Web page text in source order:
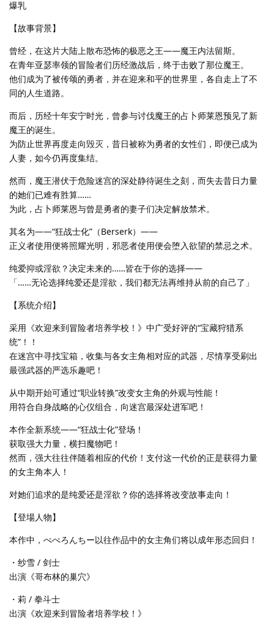
爆乳
【故事背景】
曾经，在这片大陆上散布恐怖的极恶之王——魔王内法留斯。
在青年亚瑟率领的冒险者们历经激战后，终于击败了那位魔王。
他们成为了被传颂的勇者，并在迎来和平的世界里，各自走上了不
同的人生道路。
而后，历经十年安宁时光，曾参与讨伐魔王的占卜师莱恩预见了新
魔王的诞生。
为防止世界再度走向毁灭，昔日被称为勇者的女性们，即便已成为
人妻，如今仍再度集结。
然而，魔王潜伏于危险迷宫的深处静待诞生之刻，而失去昔日力量
的她们已难有胜算……
为此，占卜师莱恩与曾是勇者的妻子们决定解放禁术。
其名为——“狂战士化”（Berserk）——
正义者使用便将照耀光明，邪恶者使用便会堕入欲望的禁忌之术。
纯爱抑或淫欲？决定未来的……皆在于你的选择——
「……无论选择纯爱还是淫欲，我们都无法再维持从前的自己了」
【系统介绍】
采用《欢迎来到冒险者培养学校！》中广受好评的“宝藏狩猎系
统”！！
在迷宫中寻找宝箱，收集与各女主角相对应的武器，尽情享受刷出
最强武器的严选乐趣吧！
从中期开始可通过“职业转换”改变女主角的外观与性能！
用符合自身战略的心仪组合，向迷宫最深处进军吧！
本作全新系统——“狂战士化”登场！
获取强大力量，横扫魔物吧！
然而，强大往往伴随着相应的代价！支付这一代价的正是获得力量
的女主角本人！
对她们追求的是纯爱还是淫欲？你的选择将改变故事走向！
【登場人物】
本作中，ぺぺろんちー以往作品中的女主角们将以成年形态回归！
・纱雪 / 剑士
出演《哥布林的巢穴》
・莉 / 拳斗士
出演《欢迎来到冒险者培养学校！》